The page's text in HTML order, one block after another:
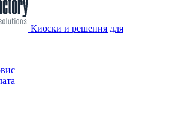
Киоски и решения для